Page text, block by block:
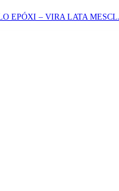
EPÓXI – VIRA LATA